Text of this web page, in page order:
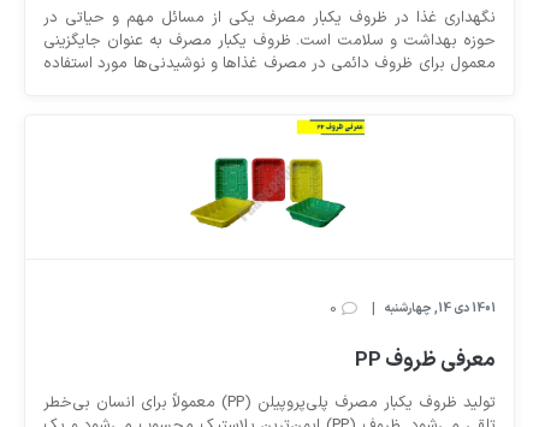
نگهداری غذا در ظروف یکبار مصرف یکی از مسائل مهم و حیاتی در
حوزه بهداشت و سلامت است. ظروف یکبار مصرف به عنوان جایگزینی
معمول برای ظروف دائمی در مصرف غذاها و نوشیدنی‌ها مورد استفاده
ظروف دائمی دارند. در ادامه در مورد نگهداری غذا در ظروف یکبار
مصرف بهتر است به تأکید بر اهمیت بهداشت و نکات کلیدی نگهداری
این نوع ظروف بپردازیم و همچنین به مزایا و معایب استفاده از ظروف
یکبار مصرف پرداخته خواهد شد‌.
1401 دی 14, چهارشنبه |
0
معرفی ظروف PP
تولید ظروف یکبار مصرف پلی‌پروپیلن (PP) معمولاً برای انسان بی‌خطر